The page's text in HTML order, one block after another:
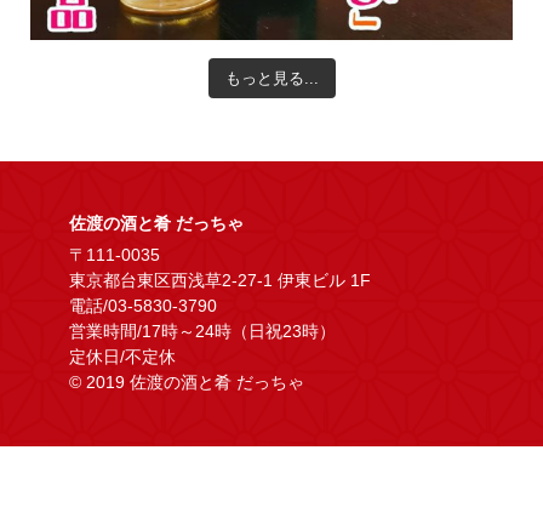
もっと見る...
佐渡の酒と肴 だっちゃ
〒111-0035
東京都台東区西浅草2-27-1 伊東ビル 1F
電話/03-5830-3790
営業時間/17時～24時（日祝23時）
定休日/不定休
© 2019 佐渡の酒と肴 だっちゃ